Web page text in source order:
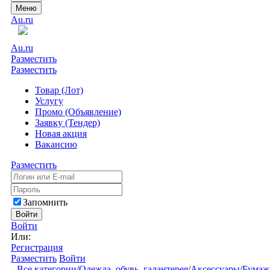
Меню
Au.ru
Au.ru
Разместить
Разместить
Товар (Лот)
Услугу
Промо (Объявление)
Заявку (Тендер)
Новая акция
Вакансию
Разместить
Запомнить
Войти
Войти
Или:
Регистрация
Разместить Войти